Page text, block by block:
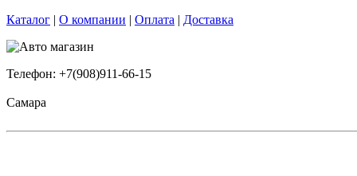
Каталог | О компании | Оплата | Доставка
Телефон: +7(908)911-66-15
Самара